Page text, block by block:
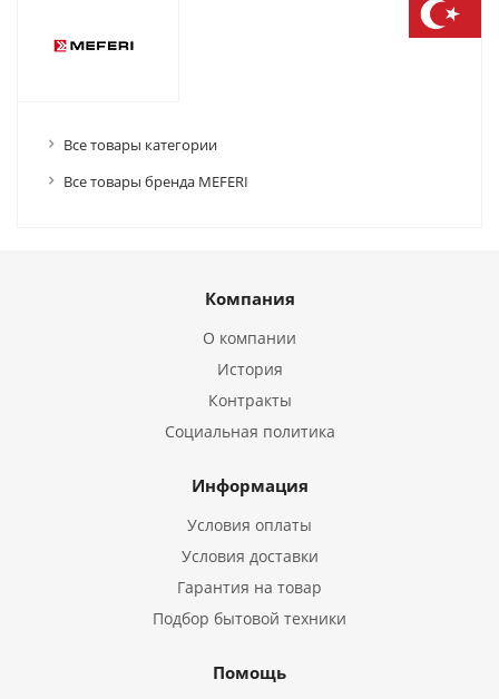
Все товары категории
Все товары бренда MEFERI
Компания
О компании
История
Контракты
Социальная политика
Информация
Условия оплаты
Условия доставки
Гарантия на товар
Подбор бытовой техники
Помощь